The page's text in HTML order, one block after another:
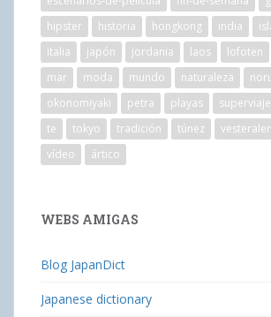
hipster
historia hongkong india
italia
japón jordania laos lofoten
mar
moda mundo naturaleza
okonomiyaki
petra playas superviaje
te
tokyo tradición túnez vesteralen
vídeo
ártico
WEBS AMIGAS
Blog JapanDict
Japanese dictionary